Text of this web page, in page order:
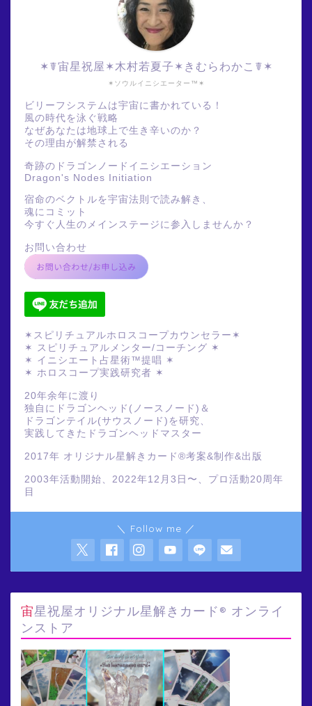
✶ソウルイニシエーター™✶
✶☤宙星祝屋✶木村若夏子✶きむらわかこ☤✶
ビリーフシステムは宇宙に書かれている！
風の時代を泳ぐ戦略
なぜあなたは地球上で生き辛いのか？
その理由が解禁される
奇跡のドラゴンノードイニシエーション
Dragon's Nodes Initiation
宿命のベクトルを宇宙法則で読み解き、
魂にコミット
今すぐ人生のメインステージに参入しませんか？
お問い合わせ
✶スピリチュアルホロスコープカウンセラー✶
✶ スピリチュアルメンター/コーチング ✶
✶ イニシエート占星術™提唱 ✶
✶ ホロスコープ実践研究者 ✶
20年余年に渡り
独自にドラゴンヘッド(ノースノード)＆
ドラゴンテイル(サウスノード)を研究、
実践してきたドラゴンヘッドマスター
2017年 オリジナル星解きカード®️考案&制作&出版
2003年活動開始、2022年12月3日〜、プロ活動20周年
目
＼ Follow me ／
宙星祝屋オリジナル星解きカード® オンライ
ンストア